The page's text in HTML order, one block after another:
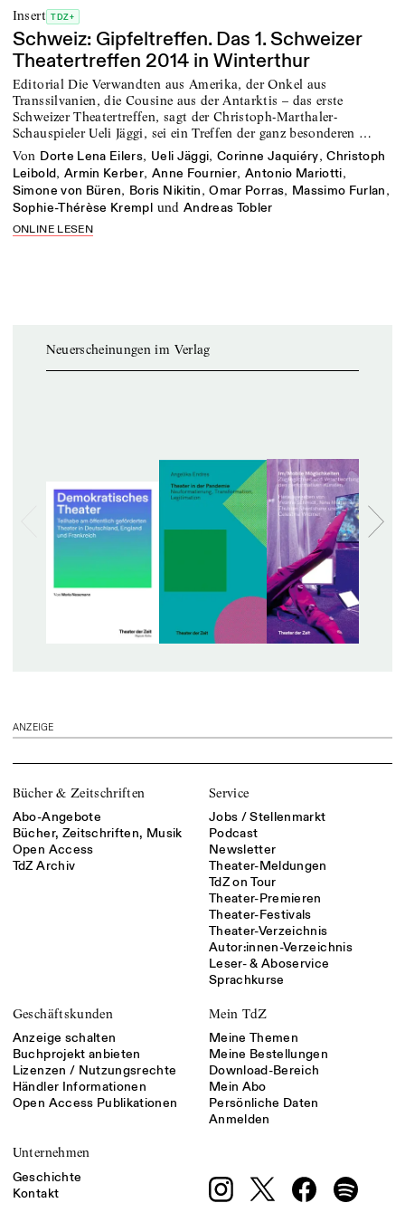
Insert TDZ+
Schweiz: Gipfeltreffen. Das 1. Schweizer
Theatertreffen 2014 in Winterthur
Editorial Die Verwandten aus Amerika, der Onkel aus
Transsilvanien, die Cousine aus der Antarktis – das erste
Schweizer Theatertreffen, sagt der Christoph-Marthaler-
Schauspieler Ueli Jäggi, sei ein Treffen der ganz besonderen …
von Dorte Lena Eilers, Ueli Jäggi,Corinne Jaquiéry,Christoph
Leibold, Armin Kerber, Anne Fournier,Antonio Mariotti,
Simone von Büren, Boris Nikitin,Omar Porras, Massimo Furlan,
Sophie-Thérèse Krempl und Andreas Tobler
ONLINE LESEN
Neuerscheinungen im Verlag
ANZEIGE
Bücher & Zeitschriften
Abo-Angebote
Bücher, Zeitschriften, Musik
Open Access
TdZ Archiv
Service
Jobs / Stellenmarkt
Podcast
Newsletter
Theater-Meldungen
TdZ on Tour
Theater-Premieren
Theater-Festivals
Theater-Verzeichnis
Autor:innen-Verzeichnis
Leser- & Aboservice
Sprachkurse
Geschäftskunden
Anzeige schalten
Buchprojekt anbieten
Lizenzen / Nutzungsrechte
Händler Informationen
Open Access Publikationen
Mein TdZ
Meine Themen
Meine Bestellungen
Download-Bereich
Mein Abo
Persönliche Daten
Anmelden
Unternehmen
Geschichte
Kontakt